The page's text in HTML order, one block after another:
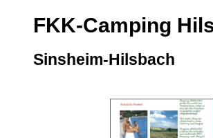
FKK-Camping
Sinsheim-Hilsbach